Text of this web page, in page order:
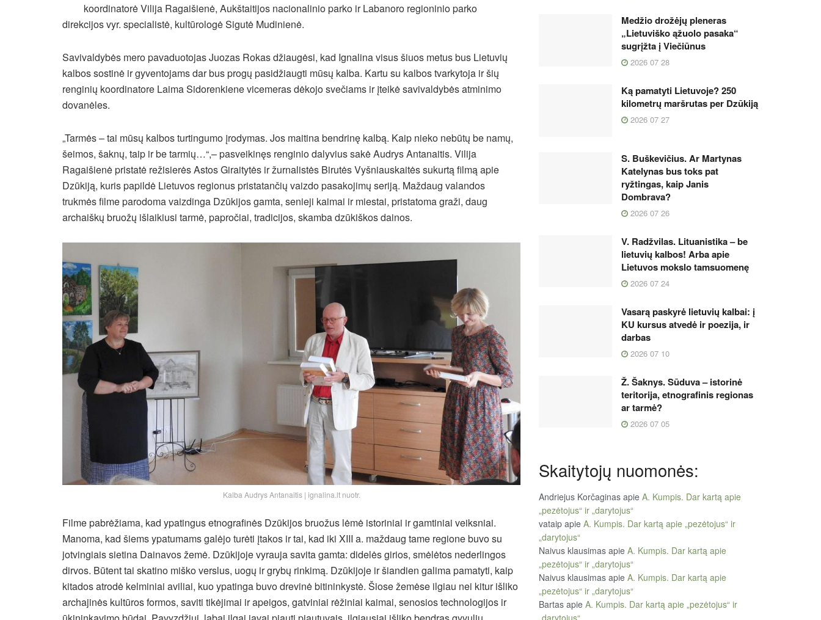
koordinatorė Vilija Ragaišienė, Aukštaitijos nacionalinio parko ir Labanoro regioninio parko
direkcijos vyr. specialistė, kultūrologė Sigutė Mudinienė.
Savivaldybės mero pavaduotojas Juozas Rokas džiaugėsi, kad Ignalina visus šiuos metus bus Lietuvių
kalbos sostinė ir gyventojams dar bus progų pasidžiaugti mūsų kalba. Kartu su kalbos tvarkytoja ir šių
renginių koordinatore Laima Sidorenkiene vicemeras dėkojo svečiams ir įteikė savivaldybės atminimo
dovanėles.
„Tarmės – tai mūsų kalbos turtingumo įrodymas. Jos maitina bendrinę kalbą. Kaip nieko nebūtų be namų,
šeimos, šaknų, taip ir be tarmių…“,– pasveikinęs renginio dalyvius sakė Audrys Antanaitis. Vilija
Ragaišienė pristatė režisierės Astos Giraitytės ir žurnalistės Birutės Vyšniauskaitės sukurtą filmą apie
Dzūkiją, kuris papildė Lietuvos regionus pristatančių vaizdo pasakojimų seriją. Maždaug valandos
trukmės filme parodoma vaizdinga Dzūkijos gamta, senieji kaimai ir miestai, pristatoma graži, daug
archaiškų bruožų išlaikiusi tarmė, papročiai, tradicijos, skamba dzūkiškos dainos.
Kalba Audrys Antanaitis | ignalina.lt nuotr.
Filme pabrėžiama, kad ypatingus etnografinės Dzūkijos bruožus lėmė istoriniai ir gamtiniai veiksniai.
Manoma, kad šiems ypatumams galėjo turėti įtakos ir tai, kad iki XIII a. maždaug tame regione buvo su
jotvingiais sietina Dainavos žemė. Dzūkijoje vyrauja savita gamta: didelės girios, smėlėtos nederlingos
dirvos. Būtent tai skatino miško verslus, uogų ir grybų rinkimą. Dzūkijoje ir šiandien galima pamatyti, kaip
kitados atrodė kelminiai aviliai, kuo ypatinga buvo drevinė bitininkystė. Šiose žemėse ilgiau nei kitur išliko
archajinės kultūros formos, saviti tikėjimai ir apeigos, gatviniai rėžiniai kaimai, senosios technologijos ir
Medžio drožėjų pleneras
„Lietuviško ąžuolo pasaka“
sugrįžta į Viečiūnus
2026 07 28
Ką pamatyti Lietuvoje? 250
kilometrų maršrutas per Dzūkiją
2026 07 27
S. Buškevičius. Ar Martynas
Katelynas bus toks pat
ryžtingas, kaip Janis
Dombrava?
2026 07 26
V. Radžvilas. Lituanistika – be
lietuvių kalbos! Arba apie
Lietuvos mokslo tamsuomenę
2026 07 24
Vasarą paskyrė lietuvių kalbai: į
KU kursus atvedė ir poezija, ir
darbas
2026 07 10
Ž. Šaknys. Sūduva – istorinė
teritorija, etnografinis regionas
ar tarmė?
2026 07 05
Skaitytojų nuomonės:
Andriejus Korčaginas apie A. Kumpis. Dar kartą apie
„pezėtojus“ ir „darytojus“
vataip apie A. Kumpis. Dar kartą apie „pezėtojus“ ir
„darytojus“
Naivus klausimas apie A. Kumpis. Dar kartą apie
„pezėtojus“ ir „darytojus“
Naivus klausimas apie A. Kumpis. Dar kartą apie
„pezėtojus“ ir „darytojus“
Bartas apie A. Kumpis. Dar kartą apie „pezėtojus“ ir
„darytojus“